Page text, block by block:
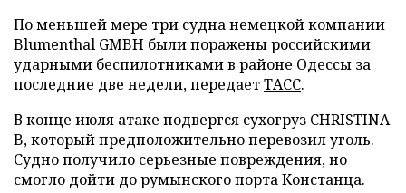
По меньшей мере три судна немецкой компании
Blumenthal GMBH были поражены российскими
ударными беспилотниками в районе Одессы за
последние две недели, передаетТАСС.
В конце июля атаке подвергся сухогруз CHRISTINA
B, который предположительно перевозил уголь.
Судно получило серьезные повреждения, но
смогло дойти до румынского порта Констанца.